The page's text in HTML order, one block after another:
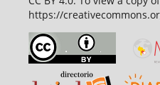
https://